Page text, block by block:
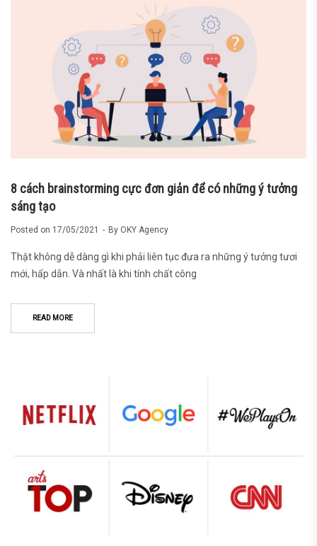
8 cách brainstorming cực đơn giản để có những ý tưởng
sáng tạo
Posted on 17/05/2021 By OKY Agency
Thật không dễ dàng gì khi phải liên tục đưa ra những ý tưởng tươi
mới, hấp dẫn. Và nhất là khi tính chất công
READ MORE